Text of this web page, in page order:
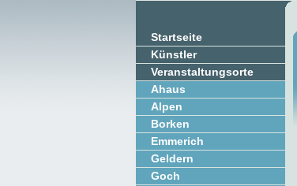
Startseite
Künstler
Veranstaltungsorte
Ahaus
Alpen
Borken
Emmerich
Geldern
Goch